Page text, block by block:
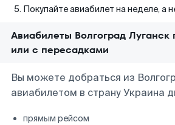
Покупайте авиабилет на неделе, а
Авиабилеты Волгоград Луганск
или с пересадками
Вы можете добраться из
авиабилетом в страну Украина
прямым рейсом